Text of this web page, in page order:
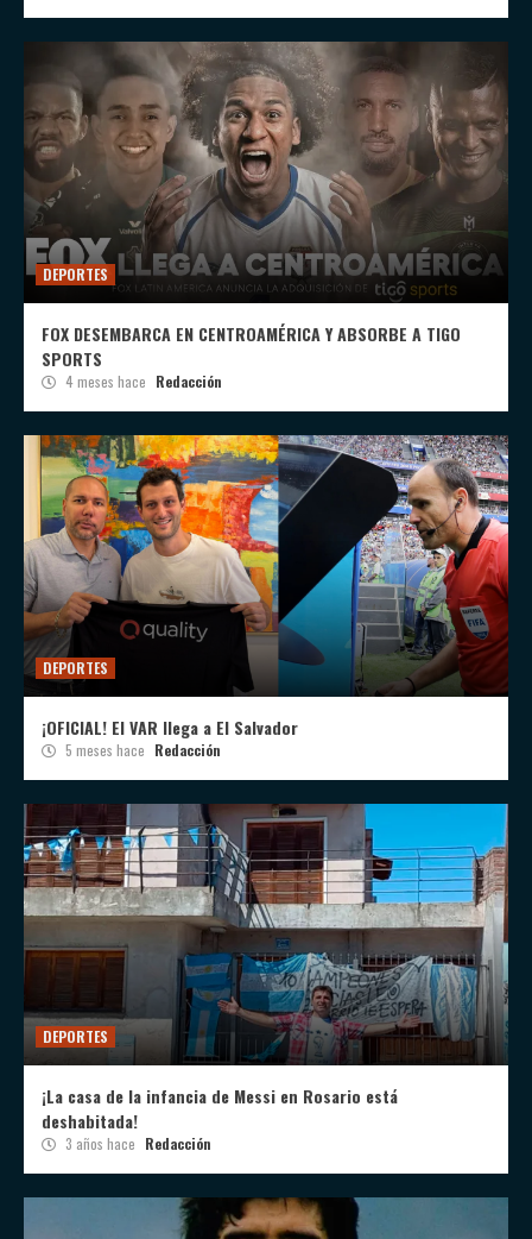
DEPORTES
FOX DESEMBARCA EN CENTROAMÉRICA Y ABSORBE A TIGO
SPORTS
4 meses hace Redacción
DEPORTES
¡OFICIAL! El VAR llega a El Salvador
5 meses hace Redacción
DEPORTES
¡La casa de la infancia de Messi en Rosario está
deshabitada!
3 años hace Redacción